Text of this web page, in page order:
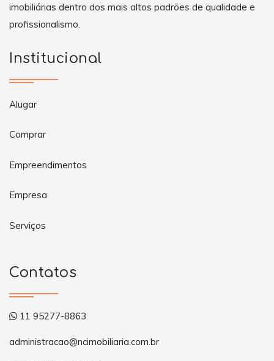
imobiliárias dentro dos mais altos padrões de qualidade e
profissionalismo.
Institucional
Alugar
Comprar
Empreendimentos
Empresa
Serviços
Contatos
11 95277-8863
administracao@ncimobiliaria.com.br